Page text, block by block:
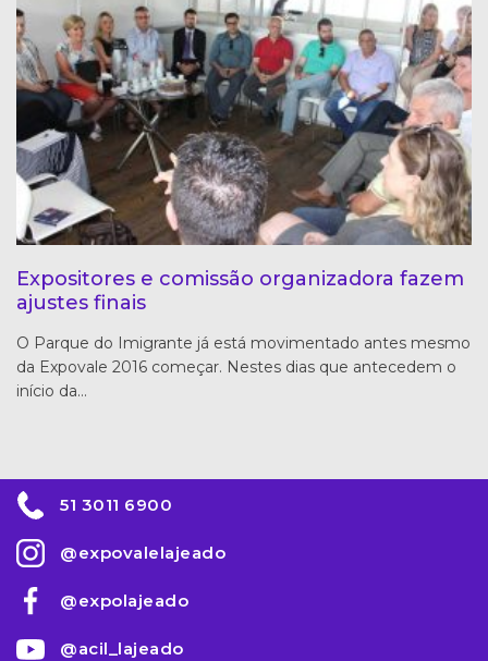
Expositores e comissão organizadora fazem
ajustes finais
O Parque do Imigrante já está movimentado antes mesmo
da Expovale 2016 começar. Nestes dias que antecedem o
início da…
51 3011 6900
@expovalelajeado
@expolajeado
@acil_lajeado